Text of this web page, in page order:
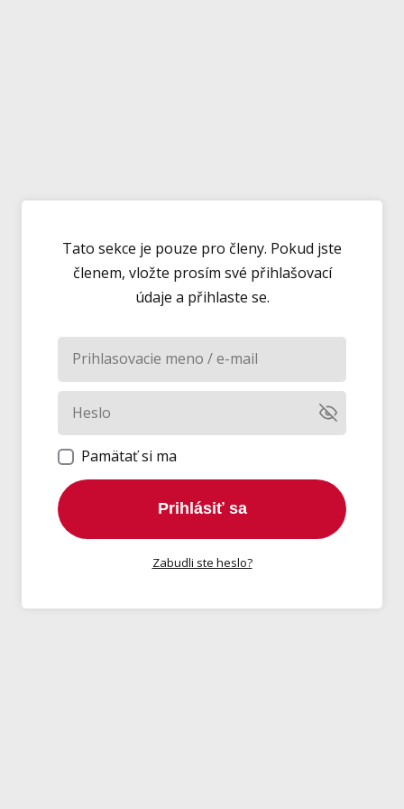
Tato sekce je pouze pro členy. Pokud jste
členem, vložte prosím své přihlašovací
údaje a přihlaste se.
Pamätať si ma
Prihlásiť sa
Zabudli ste heslo?